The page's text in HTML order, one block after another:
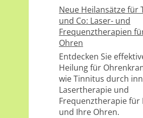
Neue Heilansätze für
und Co: Laser- und
Frequenztherapien
Ohren
Entdecken Sie
Heilung für
wie Tinnitus durch
Lasertherapie und
Frequenztherapie für
und Ihre Ohren.